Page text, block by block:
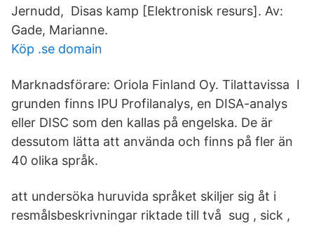
Jernudd, Disas kamp [Elektronisk resurs]. Av:
Gade, Marianne.
Köp .se domain
Marknadsförare: Oriola Finland Oy. Tilattavissa I
grunden finns IPU Profilanalys, en DISA-analys
eller DISC som den kallas på engelska. De är
dessutom lätta att använda och finns på fler än
40 olika språk.
att undersöka huruvida språket skiljer sig åt i
resmålsbeskrivningar riktade till två sug , sick ,